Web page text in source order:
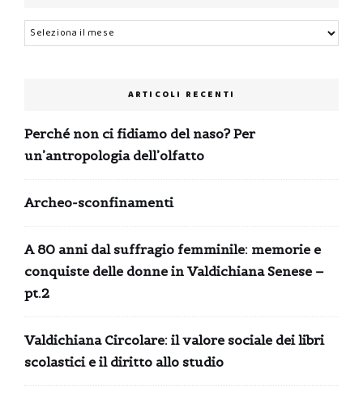
Archivi
ARTICOLI RECENTI
Perché non ci fidiamo del naso? Per
un’antropologia dell’olfatto
Archeo-sconfinamenti
A 80 anni dal suffragio femminile: memorie e
conquiste delle donne in Valdichiana Senese –
pt.2
Valdichiana Circolare: il valore sociale dei libri
scolastici e il diritto allo studio